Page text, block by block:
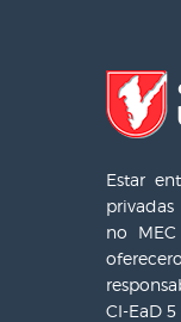
Estar
no
CI-EaD 5